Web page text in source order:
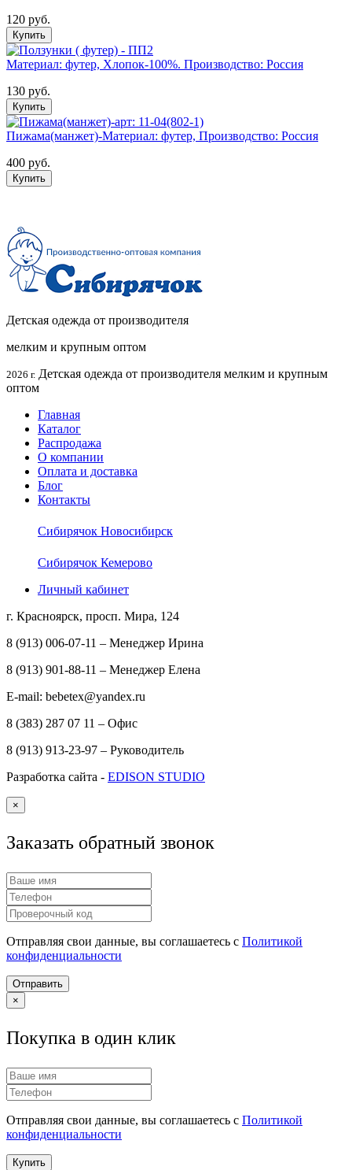
120 руб.
Купить
Материал: футер, Хлопок-100%. Производство: Россия
130 руб.
Купить
Пижама(манжет)-Материал: футер, Производство: Россия
400 руб.
Купить
Детская одежда от производителя
мелким и крупным оптом
2026 г. Детская одежда от производителя мелким и крупным
оптом
Главная
Каталог
Распродажа
О компании
Оплата и доставка
Блог
Контакты
Сибирячок Новосибирск
Сибирячок Кемерово
Личный кабинет
г. Красноярск, просп. Мира, 124
8 (913) 006-07-11 – Менеджер Ирина
8 (913) 901-88-11 – Менеджер Елена
E-mail: bebetex@yandex.ru
8 (383) 287 07 11 – Офис
8 (913) 913-23-97 – Руководитель
Разработка сайта - EDISON STUDIO
×
Заказать обратный звонок
Отправляя свои данные, вы соглашаетесь с Политикой
конфиденциальности
Отправить
×
Покупка в один клик
Отправляя свои данные, вы соглашаетесь с Политикой
конфиденциальности
Купить